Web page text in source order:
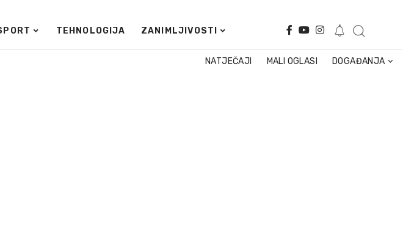
TEHNOLOGIJA ZANIMLJIVOSTI
NATJEČAJI MALI OGLASI DOGAĐANJA